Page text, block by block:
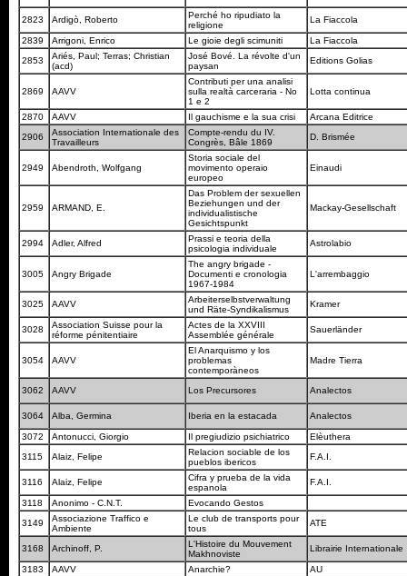
2823 Ardigò, Roberto
Perché ho ripudiato la
religione
La Fiaccola
2839 Arrigoni, Enrico Le gioie degli scimuniti
La Fiaccola
2853
Ariés, Paul; Terras; Christian
(acd)
José Bové. La révolte d'un
paysan
Editions Golias
2869 AAVV
Contributi per una analisi
sulla realtà carceraria - No
1 e 2
Lotta continua
2870 AAVV Il gauchisme e la sua crisi
Arcana Editrice
2906
Association Internationale des
Travailleurs
Compte-rendu du IV.
Congrès, Bâle 1869
D. Brismée
2949 Abendroth, Wolfgang
Storia sociale del
movimento operaio
europeo
Einaudi
2959 ARMAND, E.
Das Problem der sexuellen
Beziehungen und der
individualistische
Gesichtspunkt
Mackay-Gesellschaft
2994 Adler, Alfred
Prassi e teoria della
psicologia individuale
Astrolabio
3005 Angry Brigade
The angry brigade -
Documenti e cronologia
1967-1984
L'arrembaggio
3025 AAVV
Arbeiterselbstverwaltung
und Räte-Syndikalismus
Kramer
3028
Association Suisse pour la
réforme pénitentiaire
Actes de la XXVIII
Assemblée générale
Sauerländer
3054 AAVV
El Anarquismo y los
problemas
contemporàneos
Madre Tierra
3062 AAVV Los Precursores Analectos
3064 Alba, Germina Iberia en la estacada Analectos
3072 Antonucci, Giorgio Il pregiudizio psichiatrico
Elèuthera
3115
Alaiz, Felipe
Relacion sociable de los
pueblos ibericos
F.A.I.
3116 Alaiz, Felipe
Cifra y prueba de la vida
espanola
F.A.I.
3118 Anonimo - C.N.T.
Evocando Gestos
3149
Associazione Traffico e
Ambiente
Le club de transports pour
tous
ATE
3168 Archinoff, P.
L'Histoire du Mouvement
Makhnoviste
Librairie Internationale
3183 AAVV Anarchie?
AU